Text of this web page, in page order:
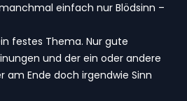
einfach nur Blödsinn –
festes Thema. Nur gute
und der ein oder andere
am Ende doch irgendwie Sinn